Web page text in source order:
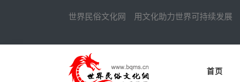
世界民俗文化网 用文化助力世界可持续发展
首页